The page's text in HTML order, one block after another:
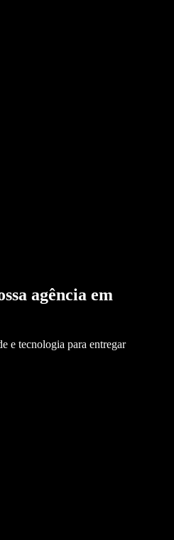
agência em
e tecnologia para entregar